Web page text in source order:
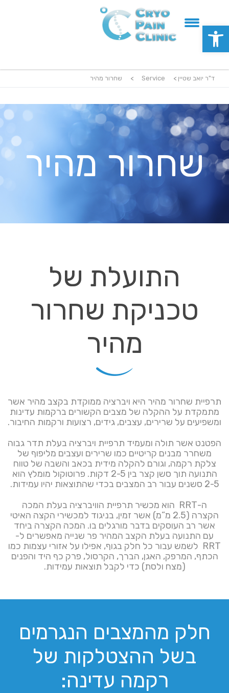
פתח סרגל נגישות
ד"ר יואב שטיין >
Service
> שחרור מהיר
שחרור מהיר
התועלת של
טכניקת שחרור
מהיר
תרפיית שחרור מהיר היא ויברציה ממוקדת בקצב מהיר אשר
מתמקדת על ההקלה של מצבים הקשורים ברקמות עדינות
ומשפיעים על שרירים, עצבים, גידים, רצועות ורקמות החיבור.
הפטנט אשר תולה ומעמיד תרפיית ויברציה בעלת תדר גבוה
משחרר מבנים קריטיים כמו שרירים ועצבים מליפוף של
צלקת רקמה, וגורם להקלה מידית בכאב והשבה של טווח
התנועה תוך סשן קצר בין 2-5 דקות. פרוטוקול מומלץ הוא
2-5 סשנים עבור רב המצבים בכדי שהתוצאות יהיו עמידות.
ה-RRT הוא מכשיר תרפיית הוויברציה בעלת המכה
הקצרה (2.5 מ”מ) אשר זמין, בניגוד למכשירי הקצה האיטי
אשר רב העוסקים בדבר מורגלים בו. המכה הקצרה ביחד
עם התנועה בעלת הקצב המהיר פר שנייה מאפשרים ל-
RRT לשמש עבור כל חלק בגוף, אפילו על אזורי עצמות כמו
הכתף, המרפק, האגן, הברך, הקרסול, פרק כף היד והפנים
(מצח ולסת) כדי לקבל תוצאות עמידות.
חלק מהמצבים הנגרמים
בשל ההצטלקות של
רקמה עדינה: